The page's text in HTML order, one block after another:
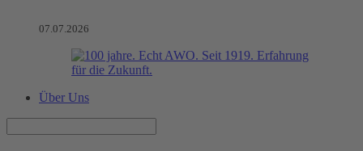
07.07.2026
Über Uns